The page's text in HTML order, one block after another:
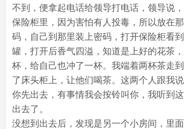
不到，便拿起电话给领导打电话，领导说
保险柜里，因为害怕有人投毒，所以放在
码，自己到那里装上密码，打开保险柜看
罐，打开后香气四溢，知道是上好的花茶
杯，给自己也冲了一杯。我端着两杯茶走
了床头柜上，让他们喝茶。这两个人跟我
你先出去，有事情我会按铃叫你，我听到
出去了。
没想到出去后，发现是另一个小房间，里